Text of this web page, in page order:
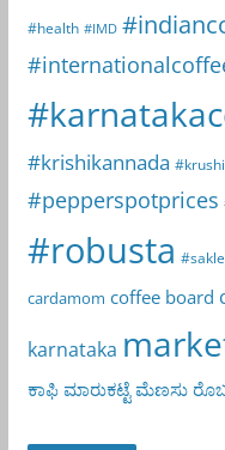
#health #IMD
#krishikannada #krushi
#pepperspotprices
#robusta
cardamom coffee board
karnataka
ಕಾಫಿ ಮಾರುಕಟ್ಟೆ ಮೆಣಸು